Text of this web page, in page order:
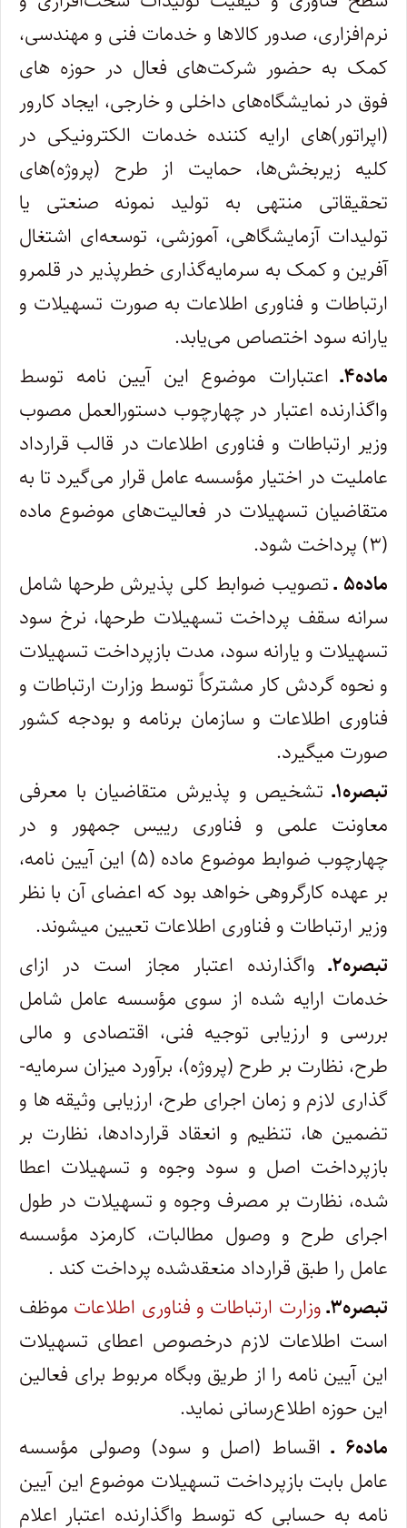
نرم‌افزاری، صدور کالاها و خدمات فنی و مهندسی،
کمک به حضور شرکت‌های فعال در حوزه­ های
فوق در نمایشگاه‌های داخلی و خارجی، ایجاد کارور
(اپراتور)های ارایه ­کننده خدمات الکترونیکی در
کلیه زیربخش‌ها، حمایت از طرح (پروژه)های
تحقیقاتی منتهی به تولید نمونه صنعتی یا
تولیدات آزمایشگاهی، آموزشی، توسعه‌ای اشتغال
آفرین و کمک به سرمایه‌گذاری خطرپذیر در قلمرو
ارتباطات و فناوری اطلاعات به صورت تسهیلات و
یارانه سود اختصاص می‌یابد.
ماده۴ـ اعتبارات موضوع این آیین‌ نامه توسط
واگذارنده اعتبار در چهارچوب دستورالعمل مصوب
وزیر ارتباطات و فناوری اطلاعات در قالب قرارداد
عاملیت در اختیار مؤسسه عامل قرار می‌گیرد تا به
متقاضیان تسهیلات در فعالیت‌های موضوع ماده
(۳) پرداخت شود.
ماده۵ ـ
تصویب ضوابط کلی پذیرش طرح­ها شامل
سرانه سقف پرداخت تسهیلات طرح­ها، نرخ سود
تسهیلات و یارانه سود، مدت بازپرداخت تسهیلات
و نحوه گردش کار مشترکاً توسط وزارت ارتباطات و
فناوری اطلاعات و سازمان برنامه و بودجه کشور
صورت می­گیرد.
تبصره۱ـ تشخیص و پذیرش متقاضیان با معرفی
معاونت علمی و فناوری رییس جمهور و در
چهارچوب ضوابط موضوع ماده (۵) این آیین نامه،
بر عهده کارگروهی خواهد بود که اعضای آن با نظر
وزیر ارتباطات و فناوری اطلاعات تعیین می­شوند.
تبصره۲ـ واگذارنده اعتبار مجاز است در ازای
خدمات ارایه ­شده از سوی مؤسسه عامل شامل
بررسی و ارزیابی توجیه فنی، اقتصادی و مالی
طرح، نظارت بر طرح (پروژه)، برآورد میزان سرمایه­
گذاری لازم و زمان اجرای طرح، ارزیابی وثیقه­ ها و
تضمین­ ها، تنظیم و انعقاد قراردادها، نظارت بر
بازپرداخت اصل و سود وجوه و تسهیلات اعطا
شده، نظارت بر مصرف وجوه و تسهیلات در طول
اجرای طرح و وصول مطالبات، کارمزد مؤسسه
عامل را طبق قرارداد منعقدشده پرداخت کند .
تبصره۳ـ
وزارت ارتباطات و فناوری اطلاعات موظف
است اطلاعات لازم درخصوص اعطای تسهیلات
این آیین نامه را از طریق وبگاه مربوط برای فعالین
این حوزه اطلاع‌رسانی نماید.
ماده۶ ـ
اقساط (اصل و سود) وصولی مؤسسه
عامل بابت بازپرداخت تسهیلات موضوع این آیین
نامه به حسابی که توسط واگذارنده اعتبار اعلام